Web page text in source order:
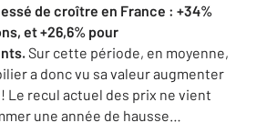
de croître en France : +34%
et +26,6% pour
Sur cette période, en moyenne,
a donc vu sa valeur augmenter
Le recul actuel des prix ne vient
une année de hausse…